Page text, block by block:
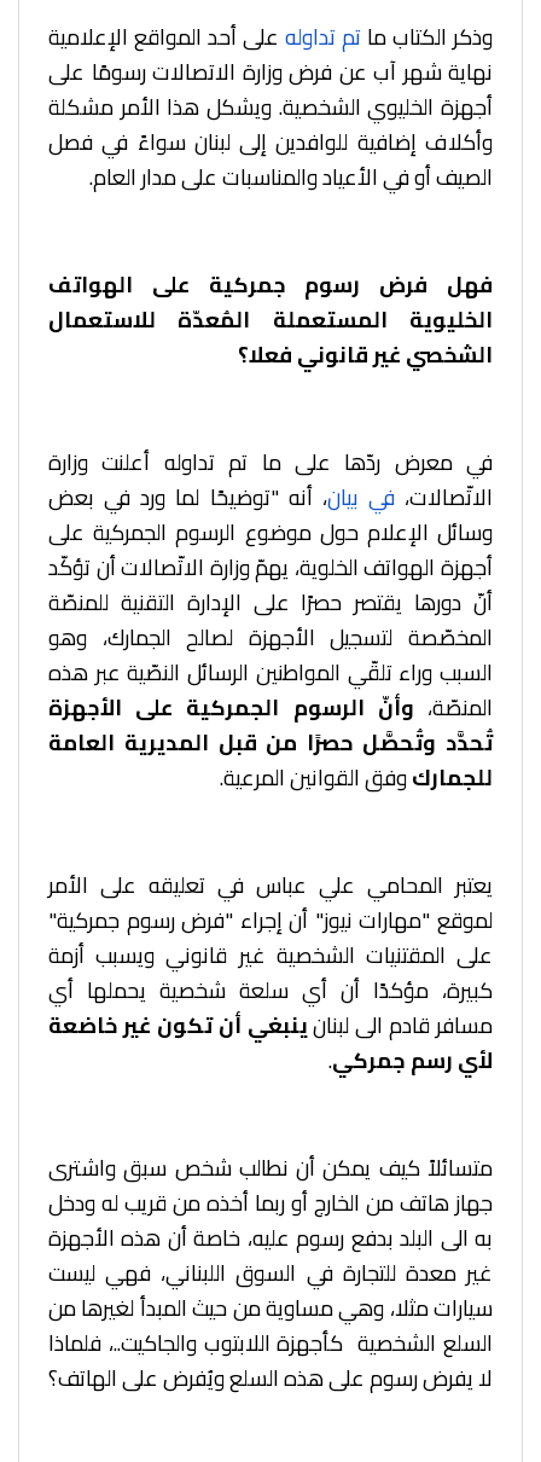
وذكر الكتاب ماتم تداوله على أحد المواقع الإعلامية
نهاية شهر آب عن فرض وزارة الاتصالات رسومًا على
أجهزة الخليوي الشخصية. ويشكل هذا الأمر مشكلة
وأكلاف إضافية للوافدين إلى لبنان سواءً في فصل
الصيف أو في الأعياد والمناسبات على مدار العام.
فهل فرض رسوم جمركية على الهواتف
الخليوية المستعملة المُعدّة للاستعمال
الشخصي غير قانوني فعلا؟
في معرض ردّها على ما تم تداوله أعلنت وزارة
الاتّصالات، في بيان، أنه "توضيحًا لما ورد في بعض
وسائل الإعلام حول موضوع الرسوم الجمركية على
أجهزة الهواتف الخلوية، يهمّ وزارة الاتّصالات أن تؤكّد
أنّ دورها يقتصر حصرًا على الإدارة التقنية للمنصّة
المخصّصة لتسجيل الأجهزة لصالح الجمارك، وهو
السبب وراء تلقّي المواطنين الرسائل النصّية عبر هذه
المنصّة، وأنّ الرسوم الجمركية على الأجهزة
تُحدَّد وتُحصَّل حصرًا من قبل المديرية العامة
للجماركوفق القوانين المرعية.
يعتبر المحامي علي عباس في تعليقه على الأمر
لموقع "مهارات نيوز" أن إجراء "فرض رسوم جمركية"
على المقتنيات الشخصية غير قانوني ويسبب أزمة
كبيرة، مؤكدًا أن أي سلعة شخصية يحملها أي
مسافر قادم الى لبنانينبغي أن تكون غير خاضعة
لأي رسم جمركي.
متسائلاً كيف يمكن أن نطالب شخص سبق واشترى
جهاز هاتف من الخارج أو ربما أخذه من قريب له ودخل
به الى البلد بدفع رسوم عليه، خاصة أن هذه الأجهزة
غير معدة للتجارة في السوق اللبناني، فهي ليست
سيارات مثلا، وهي مساوية من حيث المبدأ لغيرها من
السلع الشخصية كأجهزة اللابتوب والجاكيت..، فلماذا
لا يفرض رسوم على هذه السلع ويُفرض على الهاتف؟